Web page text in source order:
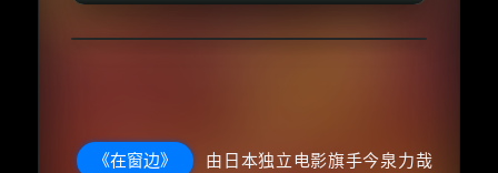
《在窗边》
由日本独立电影旗手今泉力哉